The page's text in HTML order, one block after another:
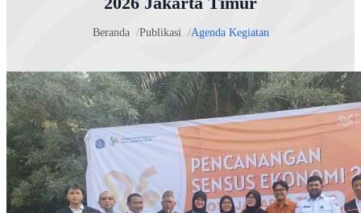
Beranda Publikasi Agenda Kegiatan